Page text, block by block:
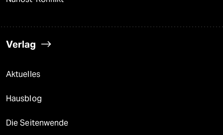
Verlag
Aktuelles
Hausblog
Die Seitenwende